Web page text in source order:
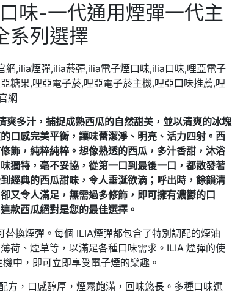
味-一代通用煙彈一代主
系列選擇
爽多汁，捕捉成熟西瓜的自然甜美，並以清爽的冰塊
口感完美平衡，讓味蕾潔淨、明亮、活力四射。西
飾，純粹純粹。想像熟透的西瓜，多汁香甜，沐浴
獨特，毫不妥協，從第一口到最後一口，都散發著
經典的西瓜甜味，令人垂涎欲滴；呼出時，餘韻清
又令人滿足，無需過多修飾，即可擁有濃鬱的口
款西瓜絕對是您的最佳選擇。
替換煙彈。每個 ILIA煙彈都包含了特別調配的煙油
荷、煙草等，以滿足各種口味需求。ILIA 煙彈的使
中，即可立即享受電子煙的樂趣。
方，口感醇厚，煙霧飽滿，回味悠長。多種口味選